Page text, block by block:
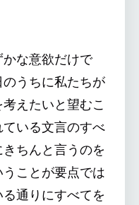
な意欲だけで
うちに私たちが
えたいと望むこ
いる文言のすべ
ちんと言うのを
ことが要点では
通りにすべてを